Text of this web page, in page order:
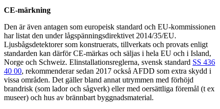
CE-märkning
Den är även antagen som europeisk standard och EU-kommissionen
har listat den under lågspänningsdirektivet 2014/35/EU.
Ljusbågsdetektorer som konstruerats, tillverkats och provats enligt
standarden kan därför CE-märkas och säljas i hela EU och i Island,
Norge och Schweiz. Elinstallationsreglerna, svensk standard SS 436
40 00, rekommenderar sedan 2017 också AFDD som extra skydd i
vissa områden. Det gäller bland annat utrymmen med förhöjd
brandrisk (som lador och sågverk) eller med oersättliga föremål (t ex
museer) och hus av brännbart byggnadsmaterial.